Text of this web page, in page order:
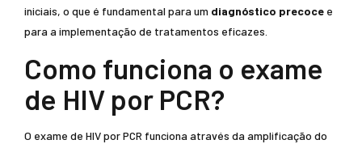
iniciais, o que é fundamental para um diagnóstico precoce e
para a implementação de tratamentos eficazes.
Como funciona o exame
de HIV por PCR?
O exame de HIV por PCR funciona através da amplificação do